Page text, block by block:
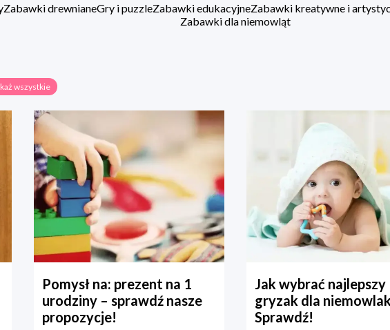
Zabawki drewnianeGry i puzzleZabawki edukacyjneZabawki kreatywne i
Zabawki dla niemowląt
wszystkie
Pomysł na: prezent na 1
urodziny – sprawdź nasze
propozycje!
Jak wybrać najlepszy
gryzak dla
Sprawdź!